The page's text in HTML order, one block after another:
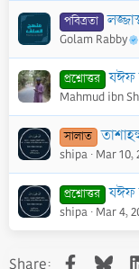
পবিত্রতা লজ্জাস্থান
Golam Rabby
প্রশ্নোত্তর যঈফ
Mahmud ibn
সালাত
shipa Mar 10,
প্রশ্নোত্তর যঈফ
shipa Mar 4,
Share: